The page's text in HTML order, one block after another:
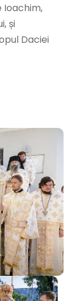
Ioachim,
și
Daciei